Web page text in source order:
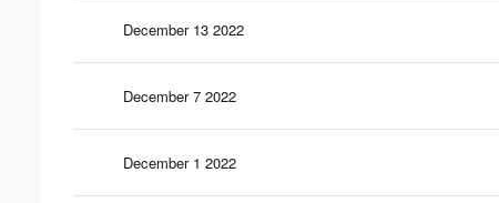
December 13 2022
December 7 2022
December 1 2022